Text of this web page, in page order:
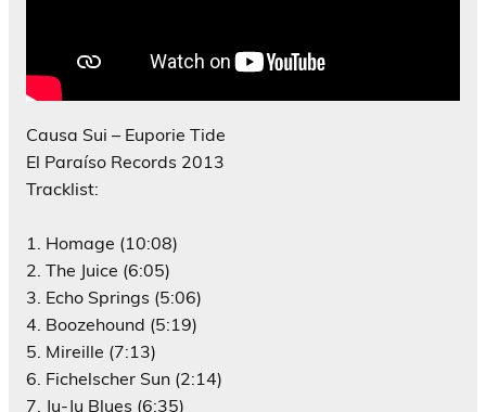
Causa Sui – Euporie Tide
El Paraíso Records 2013
Tracklist:
1. Homage (10:08)
2. The Juice (6:05)
3. Echo Springs (5:06)
4. Boozehound (5:19)
5. Mireille (7:13)
6. Fichelscher Sun (2:14)
7. Ju-Ju Blues (6:35)